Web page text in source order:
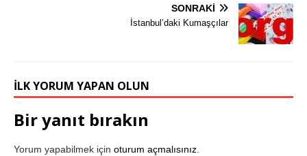
SONRAKI
İstanbul’daki Kumaşçılar
İLK YORUM YAPAN OLUN
Bir yanıt bırakın
Yorum yapabilmek için oturum açmalısınız